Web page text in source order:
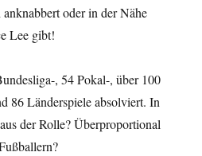
oder in der Nähe
Lee gibt!
, 54 Pokal-, über 100
86 Länderspiele absolviert. In
der Rolle? Überproportional